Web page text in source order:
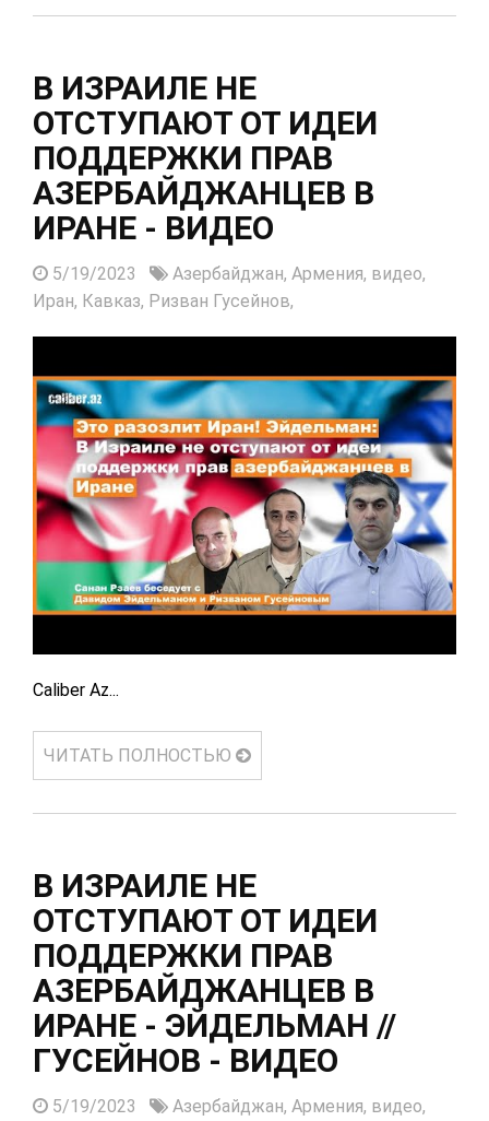
В ИЗРАИЛЕ НЕ
ОТСТУПАЮТ ОТ ИДЕИ
ПОДДЕРЖКИ ПРАВ
АЗЕРБАЙДЖАНЦЕВ В
ИРАНЕ - ВИДЕО
5/19/2023 Азербайджан, Армения, видео,
Иран, Кавказ, Ризван Гусейнов,
Caliber Az...
ЧИТАТЬ ПОЛНОСТЬЮ
В ИЗРАИЛЕ НЕ
ОТСТУПАЮТ ОТ ИДЕИ
ПОДДЕРЖКИ ПРАВ
АЗЕРБАЙДЖАНЦЕВ В
ИРАНЕ - ЭЙДЕЛЬМАН //
ГУСЕЙНОВ - ВИДЕО
5/19/2023 Азербайджан, Армения, видео,